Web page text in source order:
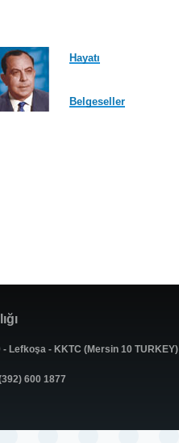
Hayatı
Belgeseller
Lefkoşa - KKTC (Mersin 10 TURKEY)
600 1877